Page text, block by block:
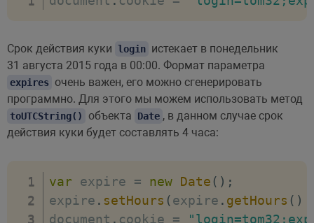
Срок действия куки login истекает в понедельник
31 августа 2015 года в 00:00. Формат параметра
expires очень важен, его можно сгенерировать
программно. Для этого мы можем использовать метод
toUTCString() объекта Date , в данном случае срок
действия куки будет составлять 4 часа:
var expire = new Date ( ) ;
expire . setHours (expire . getHours ( )
document . cookie =